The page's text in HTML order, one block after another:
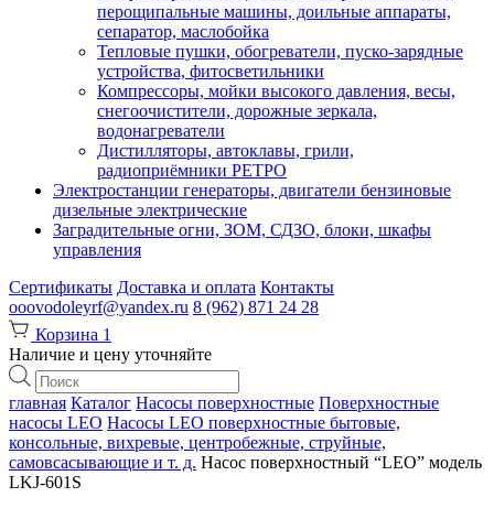
перощипальные машины, доильные аппараты,
сепаратор, маслобойка
Тепловые пушки, обогреватели, пуско-зарядные
устройства, фитосветильники
Компрессоры, мойки высокого давления, весы,
снегоочистители, дорожные зеркала,
водонагреватели
Дистилляторы, автоклавы, грили,
радиоприёмники РЕТРО
Электростанции генераторы, двигатели бензиновые
дизельные электрические
Заградительные огни, ЗОМ, СДЗО, блоки, шкафы
управления
Сертификаты Доставка и оплата Контакты
ooovodoleyrf@yandex.ru 8 (962) 871 24 28
Корзина 1
Наличие и цену уточняйте
Поиск
товаров
главная Каталог Насосы поверхностные Поверхностные
насосы LEO Насосы LEO поверхностные бытовые,
консольные, вихревые, центробежные, струйные,
самовсасывающие и т. д. Насос поверхностный “LEO” модель
LKJ-601S